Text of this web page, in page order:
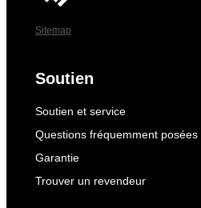
Sitemap
Soutien
Soutien et service
Questions fréquemment posées
Garantie
Trouver un revendeur